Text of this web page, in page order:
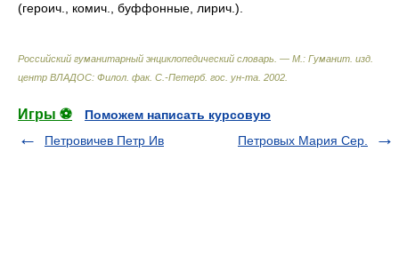
(героич., комич., буффонные, лирич.).
Российский гуманитарный энциклопедический словарь. — М.: Гуманит. изд.
центр ВЛАДОС: Филол. фак. С.-Петерб. гос. ун-та 2002
Игры ⚽
Поможем написать курсовую
Петровичев Петр Ив
Петровых Мария Сер.